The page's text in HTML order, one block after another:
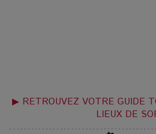
▶ RETROUVEZ VOTRE GUIDE
LIEUX DE